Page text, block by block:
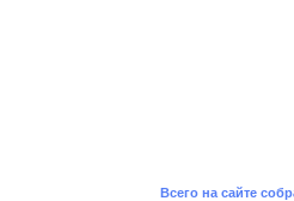
Всего на сайте